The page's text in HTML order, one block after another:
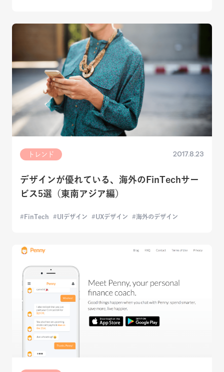
トレンド 2017.8.23
デザインが優れている、海外のFinTechサー
ビス5選（東南アジア編）
FinTech UIデザイン UXデザイン 海外のデザイン